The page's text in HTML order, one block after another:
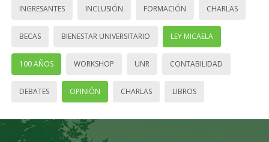
INGRESANTES INCLUSIÓN FORMACIÓN CHARLAS
BECAS BIENESTAR UNIVERSITARIO LEY MICAELA
100 AÑOS WORKSHOP UNR CONTABILIDAD
DEBATES OPINIÓN CHARLAS LIBROS